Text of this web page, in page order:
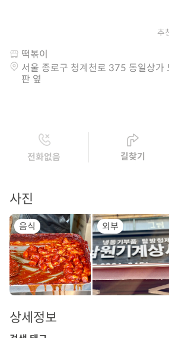
추
떡볶이
서울 종로구 청계천로 375 동일상가
판 옆
전화없음 길찾기
사진
음식 외부
상세정보